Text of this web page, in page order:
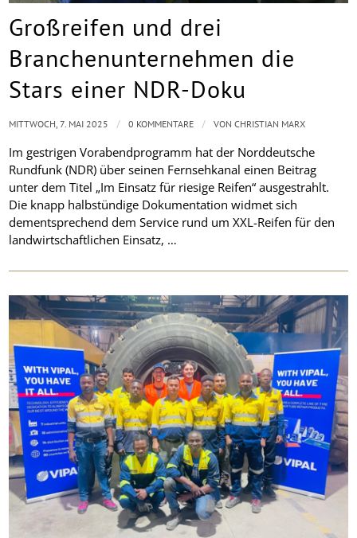
Großreifen und drei
Branchenunternehmen die
Stars einer NDR-Doku
Im gestrigen Vorabendprogramm hat der Norddeutsche
Rundfunk (NDR) über seinen Fernsehkanal einen Beitrag
unter dem Titel „Im Einsatz für riesige Reifen“ ausgestrahlt.
Die knapp halbstündige Dokumentation widmet sich
dementsprechend dem Service rund um XXL-Reifen für den
landwirtschaftlichen Einsatz, …
MITTWOCH, 7. MAI 2025 / 0 KOMMENTARE / VONCHRISTIAN MARX